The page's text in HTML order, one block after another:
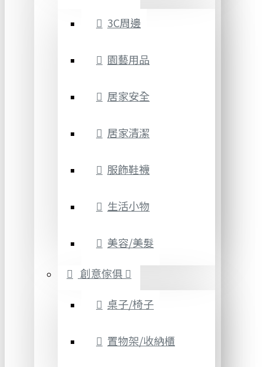
3C周邊
園藝用品
居家安全
居家清潔
服飾鞋襪
生活小物
美容/美髮
創意傢俱
桌子/椅子
置物架/收納櫃